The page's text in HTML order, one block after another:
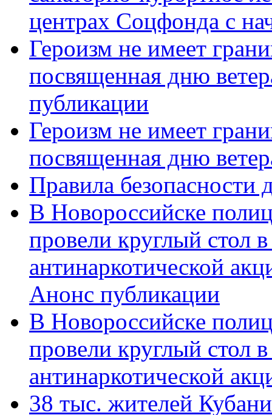
центрах Соцфонда с
Героизм не имеет
посвященная дню
публикации
Героизм не имеет
посвященная дню
Правила безопасности
В Новороссийске
провели круглый стол
антинаркотической
Анонс публикации
В Новороссийске
провели круглый стол
антинаркотической
38 тыс. жителей